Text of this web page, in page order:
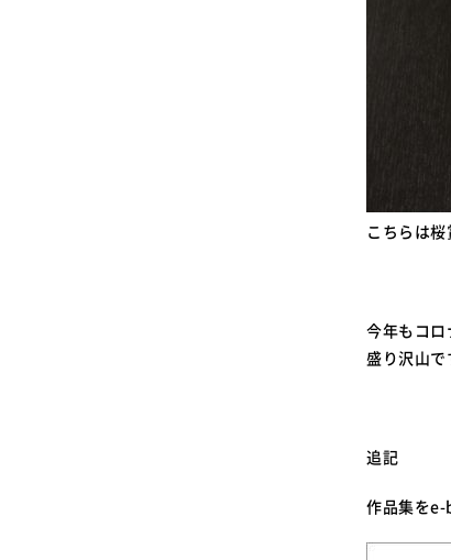
こちらは
今年もコ
盛り沢山で
追記
作品集をe-